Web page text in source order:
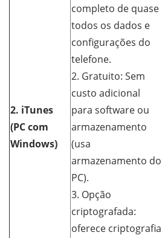
2. iTunes
(PC com
Windows)
completo de quase
todos os dados e
configurações do
telefone.
2. Gratuito: Sem
custo adicional
para software ou
armazenamento
(usa
armazenamento do
PC).
3. Opção
criptografada:
oferece criptografia